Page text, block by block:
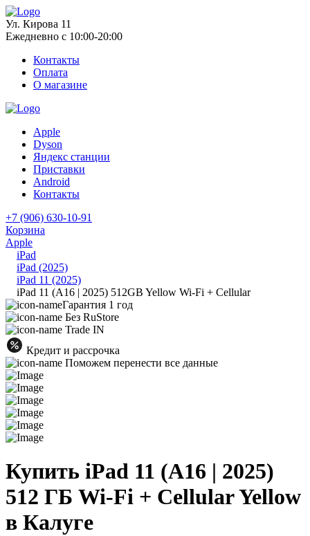
Ул. Кирова 11
Ежедневно с 10:00-20:00
Контакты
Оплата
О магазине
Apple
Dyson
Яндекс станции
Приставки
Android
Контакты
+7 (906) 630-10-91
Корзина
Apple
iPad
iPad (2025)
iPad 11 (2025)
iPad 11 (A16 | 2025) 512GB Yellow Wi-Fi + Cellular
Гарантия 1 год
Без RuStore
Trade IN
Кредит и рассрочка
Поможем перенести все данные
Купить iPad 11 (A16 | 2025)
512 ГБ Wi-Fi + Cellular Yellow
в Калуге